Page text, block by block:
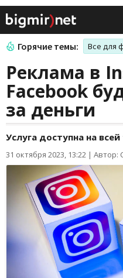
Горячие темы: Все для
Реклама в
Facebook
за деньги
Услуга доступна на
31 октября 2023, 13:22 | Автор: